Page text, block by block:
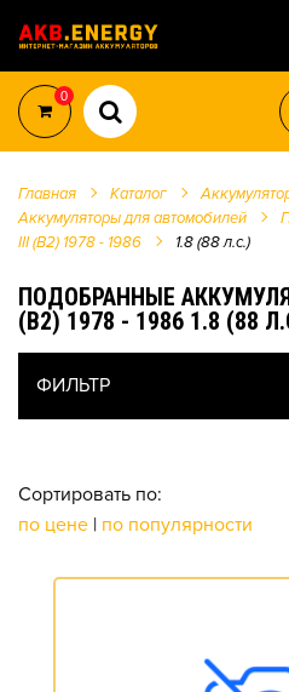
0
Главная Каталог
Аккумуляторы для автомобилей
III (B2) 1978 - 1986
1.8 (88 л.с.)
ПОДОБРАННЫЕ
(B2) 1978 - 1986 1.8 (88
ФИЛЬТР
Сортировать по:
по цене | по популярности